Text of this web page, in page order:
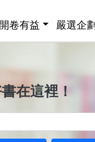
卷有益 嚴選企劃
在這裡！